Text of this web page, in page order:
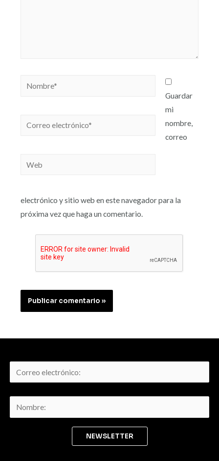
Guardar
mi
nombre,
correo
electrónico y sitio web en este navegador para la
próxima vez que haga un comentario.